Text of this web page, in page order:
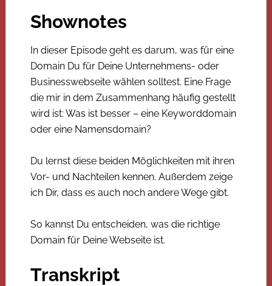
Shownotes
In dieser Episode geht es darum, was für eine
Domain Du für Deine Unternehmens- oder
Businesswebseite wählen solltest. Eine Frage
die mir in dem Zusammenhang häufig gestellt
wird ist: Was ist besser – eine Keyworddomain
oder eine Namensdomain?
Du lernst diese beiden Möglichkeiten mit ihren
Vor- und Nachteilen kennen. Außerdem zeige
ich Dir, dass es auch noch andere Wege gibt.
So kannst Du entscheiden, was die richtige
Domain für Deine Webseite ist.
Transkript